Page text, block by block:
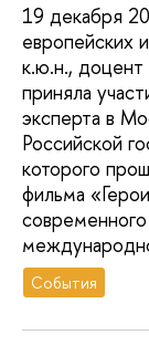
19 декабря
европейских
к.ю.н., доцент
приняла
эксперта в
Российской
которого
фильма
События